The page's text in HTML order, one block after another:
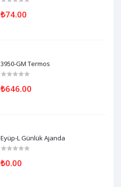
₺74.00
3950-GM Termos
₺646.00
Eyüp-L Günlük Ajanda
₺0.00